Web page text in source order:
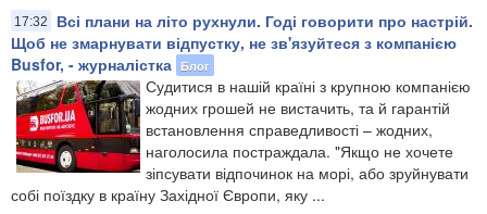
17:32
Всі плани на літо рухнули. Годі говорити про настрій.
Щоб не змарнувати відпустку, не зв'язуйтеся з компанією
Busfor, - журналістка Блог
Судитися в нашій країні з крупною компанією
жодних грошей не вистачить, та й гарантій
встановлення справедливості – жодних,
наголосила постраждала. "Якщо не хочете
зіпсувати відпочинок на морі, або зруйнувати
собі поїздку в країну Західної Європи, яку ...